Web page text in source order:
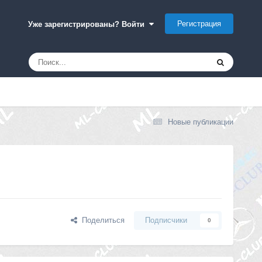
Уже зарегистрированы? Войти Регистрация
Новые публикации
Поделиться Подписчики 0